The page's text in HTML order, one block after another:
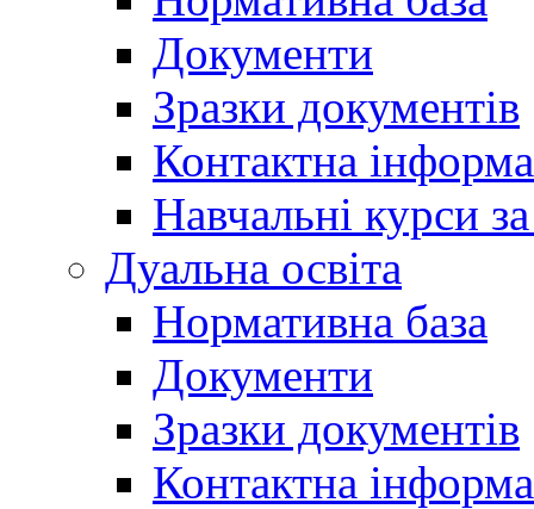
Документи
Зразки документів
Контактна
Навчальні курси
Дуальна освіта
Нормативна база
Документи
Зразки документів
Контактна